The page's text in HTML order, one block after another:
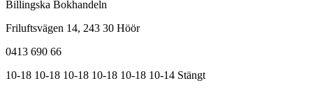
Billingska Bokhandeln
Friluftsvägen 14, 243 30 Höör
0413 690 66
10-18 10-18 10-18 10-18 10-18 10-14 Stängt